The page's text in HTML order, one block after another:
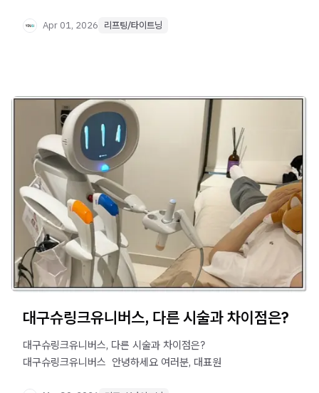
Apr 01, 2026 리프팅/타이트닝
대구슈링크유니버스, 다른 시술과 차이점은?
대구슈링크유니버스, 다른 시술과 차이점은?
대구슈링크유니버스 ​ 안녕하세요 여러분, 대표원